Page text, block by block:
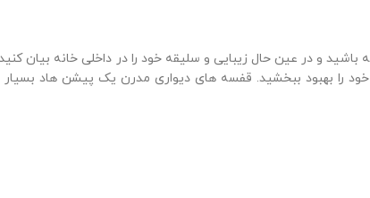
و در عین حال زیبایی و سلیقه خود را در داخلی خانه بیان
را بهبود ببخشید. قفسه‌ های دیواری مدرن یک پیشن هاد بسیار